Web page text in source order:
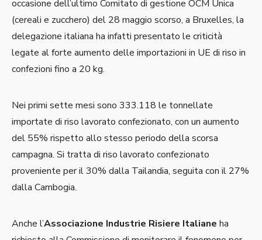
occasione dell’ultimo Comitato di gestione OCM Unica
(cereali e zucchero) del 28 maggio scorso, a Bruxelles, la
delegazione italiana ha infatti presentato le criticità
legate al forte aumento delle importazioni in UE di riso in
confezioni fino a 20 kg.
Nei primi sette mesi sono 333.118 le tonnellate
importate di riso lavorato confezionato, con un aumento
del 55% rispetto allo stesso periodo della scorsa
campagna. Si tratta di riso lavorato confezionato
proveniente per il 30% dalla Tailandia, seguita con il 27%
dalla Cambogia.
Anche l’Associazione Industrie Risiere Italiane ha